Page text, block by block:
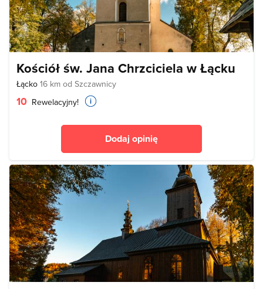
Kościół św. Jana Chrzciciela w Łącku
Łącko 16 km od Szczawnicy
10 Rewelacyjny!
Dodaj opinię